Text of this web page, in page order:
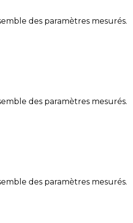
des paramètres mesurés.
des paramètres mesurés.
des paramètres mesurés.